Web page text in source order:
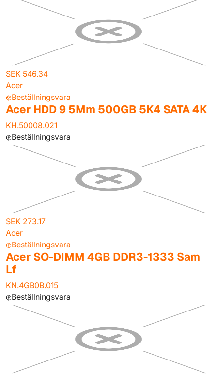
SEK 546.34
Acer
Beställningsvara
Acer HDD 9 5Mm 500GB 5K4 SATA 4K
KH.50008.021
Beställningsvara
SEK 273.17
Acer
Beställningsvara
Acer SO-DIMM 4GB DDR3-1333 Sam
Lf
KN.4GB0B.015
Beställningsvara